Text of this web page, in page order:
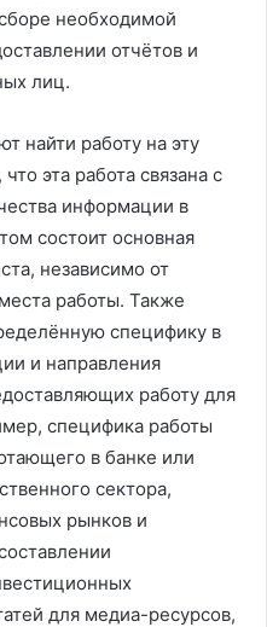
необходимой
отчётов и
лиц.
найти работу на эту
эта работа связана с
информации в
состоит основная
независимо от
работы. Также
специфику в
и направления
работу для
специфика работы
в банке или
сектора,
рынков и
для медиа-ресурсов,